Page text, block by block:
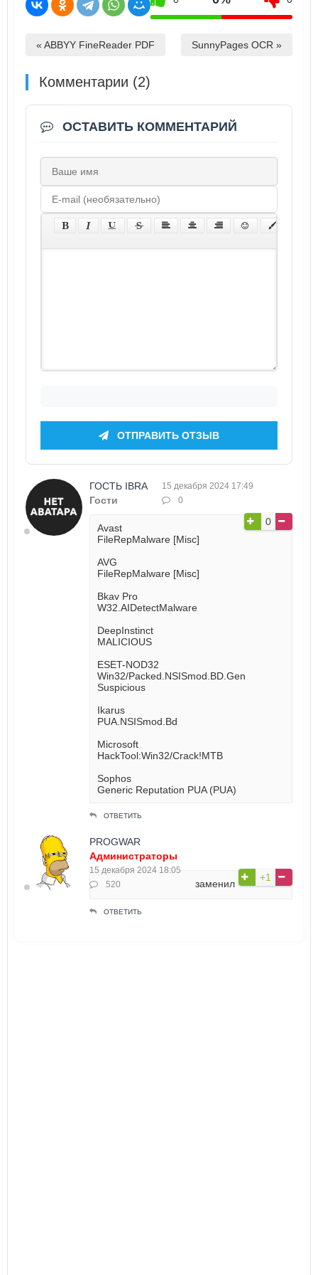
« ABBYY FineReader PDF SunnyPages OCR »
Комментарии (2)
ОСТАВИТЬ КОММЕНТАРИЙ
ОТПРАВИТЬ ОТЗЫВ
ГОСТЬ IBRA
Гости
15 декабря 2024 17:49
0
0
Avast
FileRepMalware [Misc]
AVG
FileRepMalware [Misc]
Bkav Pro
W32.AIDetectMalware
DeepInstinct
MALICIOUS
ESET-NOD32
Win32/Packed.NSISmod.BD.Gen
Suspicious
Ikarus
PUA.NSISmod.Bd
Microsoft
HackTool:Win32/Crack!MTB
Sophos
Generic Reputation PUA (PUA)
ОТВЕТИТЬ
PROGWAR
Администраторы
15 декабря 2024 18:05
520
+1
заменил
ОТВЕТИТЬ